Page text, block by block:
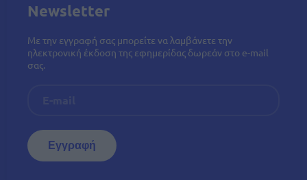
Newsletter
Με την εγγραφή σας μπορείτε να λαμβάνετε την
ηλεκτρονική έκδοση της εφημερίδας δωρεάν στο e-mail
σας.